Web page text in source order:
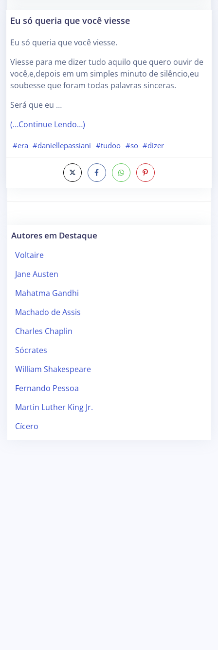
Eu só queria que você viesse
Eu só queria que você viesse.
Viesse para me dizer tudo aquilo que quero ouvir de
você,e,depois em um simples minuto de silêncio,eu
soubesse que foram todas palavras sinceras.
Será que eu …
(…Continue Lendo…)
#era #daniellepassiani #tudoo #so #dizer
Autores em Destaque
Voltaire
Jane Austen
Mahatma Gandhi
Machado de Assis
Charles Chaplin
Sócrates
William Shakespeare
Fernando Pessoa
Martin Luther King Jr.
Cícero